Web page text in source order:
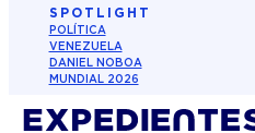
SPOTLIGHT
POLÍTICA
VENEZUELA
DANIEL NOBOA
MUNDIAL 2026